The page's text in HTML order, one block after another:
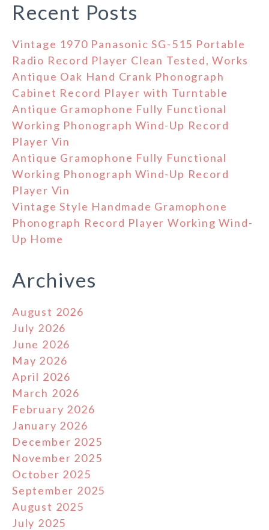
Recent Posts
Vintage 1970 Panasonic SG-515 Portable
Radio Record Player Clean Tested, Works
Antique Oak Hand Crank Phonograph
Cabinet Record Player with Turntable
Antique Gramophone Fully Functional
Working Phonograph Wind-Up Record
Player Vin
Antique Gramophone Fully Functional
Working Phonograph Wind-Up Record
Player Vin
Vintage Style Handmade Gramophone
Phonograph Record Player Working Wind-
Up Home
Archives
August 2026
July 2026
June 2026
May 2026
April 2026
March 2026
February 2026
January 2026
December 2025
November 2025
October 2025
September 2025
August 2025
July 2025